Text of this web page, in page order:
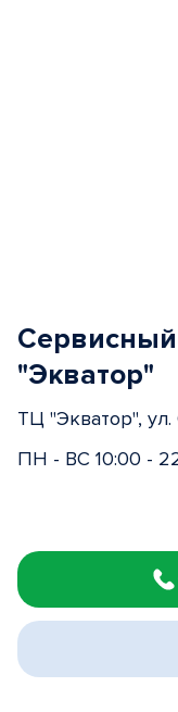
"Экватор"
ТЦ "Экватор", ул.
ПН - ВС 10:00 -
1
of
3